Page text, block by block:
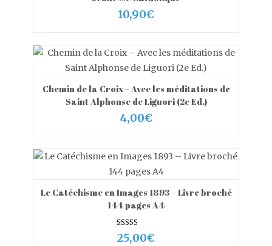
10,90€
AJOUTER AU PANIER VIEW MORE
Chemin de la Croix – Avec les méditations de
Saint Alphonse de Liguori (2e Ed.)
4,00€
AJOUTER AU PANIER
Le Catéchisme en Images 1893 – Livre broché
144 pages A4
Note
5.00
25,00€